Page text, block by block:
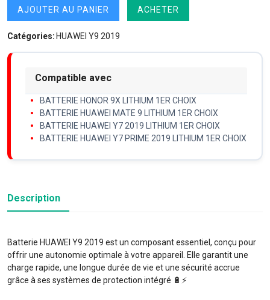
AJOUTER AU PANIER ACHETER
Catégories: HUAWEI Y9 2019
Compatible avec
BATTERIE HONOR 9X LITHIUM 1ER CHOIX
BATTERIE HUAWEI MATE 9 LITHIUM 1ER CHOIX
BATTERIE HUAWEI Y7 2019 LITHIUM 1ER CHOIX
BATTERIE HUAWEI Y7 PRIME 2019 LITHIUM 1ER CHOIX
Description
Batterie HUAWEI Y9 2019 est un composant essentiel, conçu pour
offrir une autonomie optimale à votre appareil. Elle garantit une
charge rapide, une longue durée de vie et une sécurité accrue
grâce à ses systèmes de protection intégré 🔋⚡️